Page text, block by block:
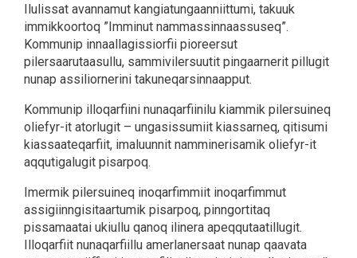
Ilulissat avannamut kangiatungaanniittumi, takuuk
immikkoortoq ”Imminut nammassinnaassuseq”.
Kommunip innaallagissiorfii pioreersut
pilersaarutaasullu, sammivilersuutit pingaarnerit pillugit
nunap assiliornerini takuneqarsinnaapput.
Kommunip illoqarfiini nunaqarfiinilu kiammik pilersuineq
oliefyr-it atorlugit – ungasissumiit kiassarneq, qitisumi
kiassaateqarfiit, imaluunnit namminerisamik oliefyr-it
aqqutigalugit pisarpoq.
Imermik pilersuineq inoqarfimmiit inoqarfimmut
assigiinngisitaartumik pisarpoq, pinngortitaq
pissamaatai ukiullu qanoq ilinera apeqqutaatillugit.
Illoqarfiit nunaqarfiillu amerlanersaat nunap qaavata